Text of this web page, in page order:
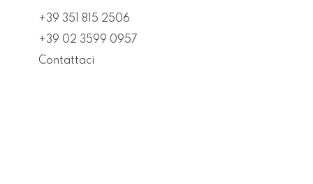
+39 351 815 2506
+39 02 3599 0957
Contattaci